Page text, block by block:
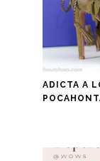
ADICTA A